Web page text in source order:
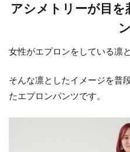
アシメトリーが目
女性がエプロンをしている凛
そんな凛としたイメージを普
たエプロンパンツです。